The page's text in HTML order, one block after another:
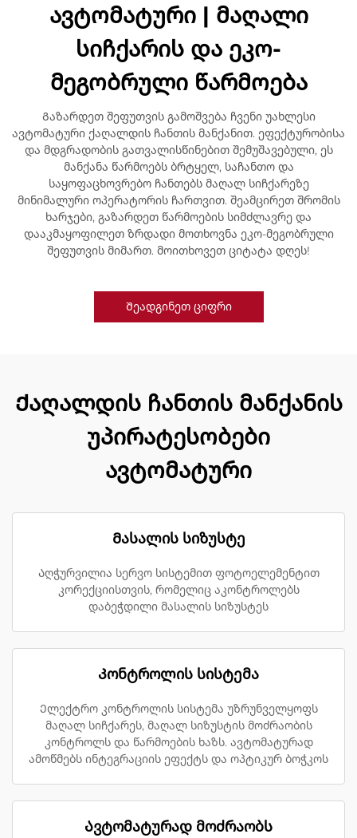
ავტომატური | მაღალი
სიჩქარის და ეკო-
მეგობრული წარმოება
Გაზარდეთ შეფუთვის გამოშვება ჩვენი უახლესი
ავტომატური ქაღალდის ჩანთის მანქანით. ეფექტურობისა
და მდგრადობის გათვალისწინებით შემუშავებული, ეს
მანქანა წარმოებს ბრტყელ, საჩანთო და
საყოფაცხოვრებო ჩანთებს მაღალ სიჩქარეზე
მინიმალური ოპერატორის ჩართვით. შეამცირეთ შრომის
ხარჯები, გაზარდეთ წარმოების სიმძლავრე და
დააკმაყოფილეთ ზრდადი მოთხოვნა ეკო-მეგობრული
შეფუთვის მიმართ. მოითხოვეთ ციტატა დღეს!
Შეადგინეთ ციფრი
Ქაღალდის ჩანთის მანქანის
უპირატესობები
ავტომატური
Მასალის სიზუსტე
Აღჭურვილია სერვო სისტემით ფოტოელემენტით
კორექციისთვის, რომელიც აკონტროლებს
დაბეჭდილი მასალის სიზუსტეს
Კონტროლის სისტემა
Ელექტრო კონტროლის სისტემა უზრუნველყოფს
მაღალ სიჩქარეს, მაღალ სიზუსტის მოძრაობის
კონტროლს და წარმოების ხაზს. ავტომატურად
ამოწმებს ინტეგრაციის ეფექტს და ოპტიკურ ბოჭკოს
Ავტომატურად მოძრაობს